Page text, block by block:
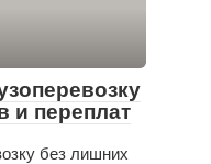
и переплат
без лишних